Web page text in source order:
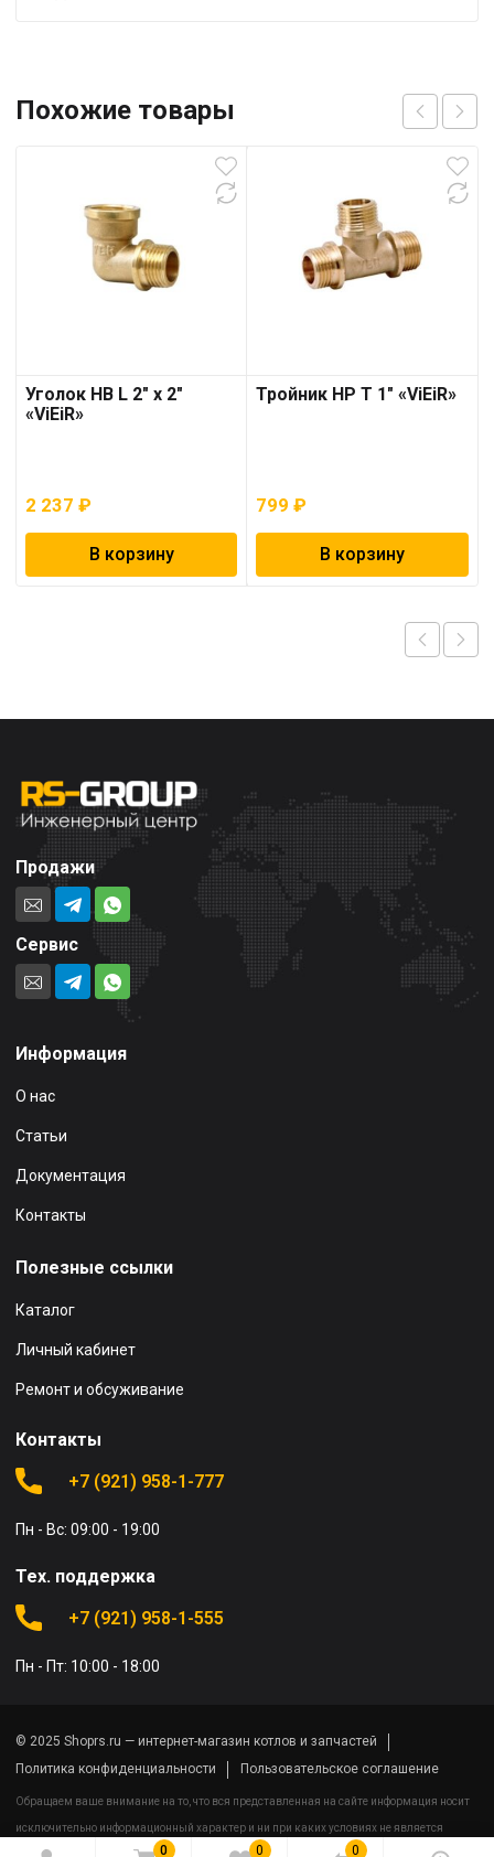
0 0 0
Похожие товары
Уголок НВ L 2″ х 2″
«ViEiR»
2 237 ₽
В корзину
Тройник НР T 1″ «ViEiR»
799₽
В корзину
Продажи
Сервис
Информация
О нас
Статьи
Документация
Контакты
Полезные ссылки
Каталог
Личный кабинет
Ремонт и обсуживание
Контакты
+7 (921) 958-1-777
Пн - Вс: 09:00 - 19:00
Тех. поддержка
+7 (921) 958-1-555
Пн - Пт: 10:00 - 18:00
© 2025 Shoprs.ru — интернет-магазин котлов и запчастей
Политика конфиденциальности
Пользовательское соглашение
Обращаем ваше внимание на то, что вся представленная на сайте информация носит
исключительно информационный характер и ни при каких условиях не является
публичной офертой определяемой положениями Статьи 437(2) Гражданского кодекса